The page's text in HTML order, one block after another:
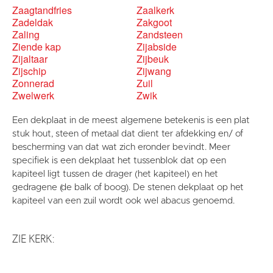
Zaagtandfries
Zaalkerk
Zadeldak
Zakgoot
Zaling
Zandsteen
Ziende kap
Zijabside
Zijaltaar
Zijbeuk
Zijschip
Zijwang
Zonnerad
Zuil
Zwelwerk
Zwik
Een dekplaat in de meest algemene betekenis is een plat
stuk hout, steen of metaal dat dient ter afdekking en/ of
bescherming van dat wat zich eronder bevindt. Meer
specifiek is een dekplaat het tussenblok dat op een
kapiteel ligt tussen de drager (het kapiteel) en het
gedragene (de balk of boog). De stenen dekplaat op het
kapiteel van een zuil wordt ook wel abacus genoemd.
ZIE KERK: